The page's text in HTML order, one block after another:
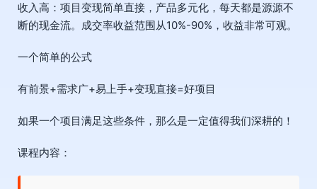
收入高：项目变现简单直接，产品多元化，每天都是源源不
断的现金流。成交率收益范围从10%-90%，收益非常可观。
一个简单的公式
有前景+需求广+易上手+变现直接=好项目
如果一个项目满足这些条件，那么是一定值得我们深耕的！
课程内容：